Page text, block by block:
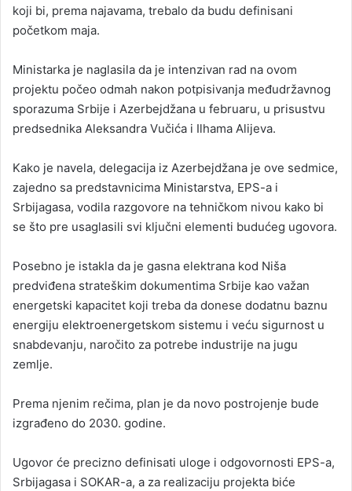
koji bi, prema najavama, trebalo da budu definisani
početkom maja.
Ministarka je naglasila da je intenzivan rad na ovom
projektu počeo odmah nakon potpisivanja međudržavnog
sporazuma Srbije i Azerbejdžana u februaru, u prisustvu
predsednika Aleksandra Vučića i Ilhama Alijeva.
Kako je navela, delegacija iz Azerbejdžana je ove sedmice,
zajedno sa predstavnicima Ministarstva, EPS-a i
Srbijagasa, vodila razgovore na tehničkom nivou kako bi
se što pre usaglasili svi ključni elementi budućeg ugovora.
Posebno je istakla da je gasna elektrana kod Niša
predviđena strateškim dokumentima Srbije kao važan
energetski kapacitet koji treba da donese dodatnu baznu
energiju elektroenergetskom sistemu i veću sigurnost u
snabdevanju, naročito za potrebe industrije na jugu
zemlje.
Prema njenim rečima, plan je da novo postrojenje bude
izgrađeno do 2030. godine.
Ugovor će precizno definisati uloge i odgovornosti EPS-a,
Srbijagasa i SOKAR-a, a za realizaciju projekta biće